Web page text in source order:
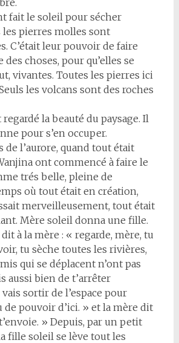
fait le soleil pour sécher
les pierres molles sont
C’était leur pouvoir de faire
choses, pour qu’elles se
vivantes. Toutes les pierres ici
les volcans sont des roches
la beauté du paysage. Il
pour s’en occuper.
de l’aurore, quand tout était
ont commencé à faire le
trés belle, pleine de
où tout était en création,
merveilleusement, tout était
Mère soleil donna une fille.
à la mère : « regarde, mère, tu
tu sèche toutes les rivières,
qui se déplacent n’ont pas
aussi bien de t’arrêter
sortir de l’espace pour
pouvoir d’ici. » et la mère dit
» Depuis, par un petit
fille soleil se lève tout les